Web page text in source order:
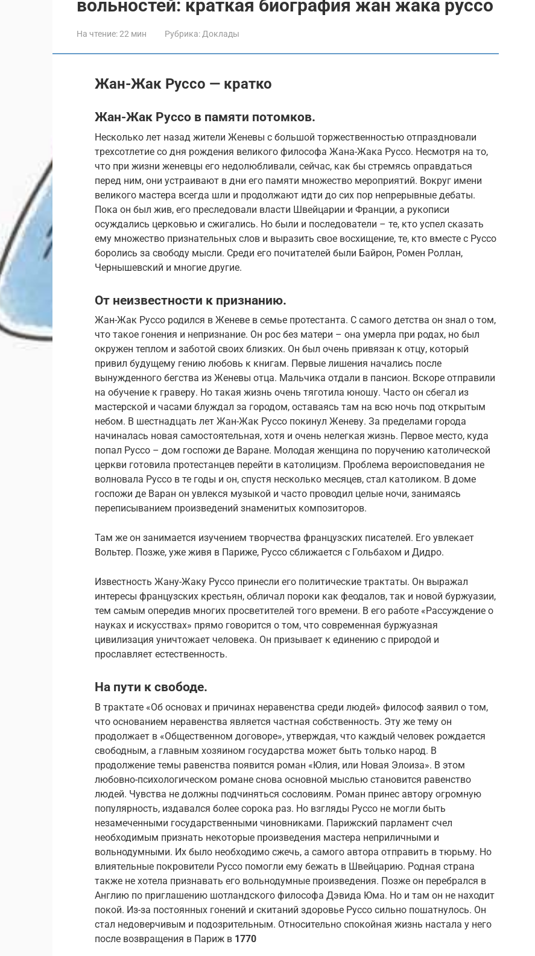
вольностей: краткая биография жан жака руссо
На чтение:22 мин Рубрика: Доклады
Жан-Жак Руссо — кратко
Жан-Жак Руссо в памяти потомков.
Несколько лет назад жители Женевы с большой торжественностью отпраздновали
трехсотлетие со дня рождения великого философа Жана-Жака Руссо. Несмотря на то,
что при жизни женевцы его недолюбливали, сейчас, как бы стремясь оправдаться
перед ним, они устраивают в дни его памяти множество мероприятий. Вокруг имени
великого мастера всегда шли и продолжают идти до сих пор непрерывные дебаты.
Пока он был жив, его преследовали власти Швейцарии и Франции, а рукописи
осуждались церковью и сжигались. Но были и последователи – те, кто успел сказать
ему множество признательных слов и выразить свое восхищение, те, кто вместе с Руссо
боролись за свободу мысли. Среди его почитателей были Байрон, Ромен Роллан,
Чернышевский и многие другие.
От неизвестности к признанию.
Жан-Жак Руссо родился в Женеве в семье протестанта. С самого детства он знал о том,
что такое гонения и непризнание. Он рос без матери – она умерла при родах, но был
окружен теплом и заботой своих близких. Он был очень привязан к отцу, который
привил будущему гению любовь к книгам. Первые лишения начались после
вынужденного бегства из Женевы отца. Мальчика отдали в пансион. Вскоре отправили
на обучение к граверу. Но такая жизнь очень тяготила юношу. Часто он сбегал из
мастерской и часами блуждал за городом, оставаясь там на всю ночь под открытым
небом. В шестнадцать лет Жан-Жак Руссо покинул Женеву. За пределами города
начиналась новая самостоятельная, хотя и очень нелегкая жизнь. Первое место, куда
попал Руссо – дом госпожи де Варане. Молодая женщина по поручению католической
церкви готовила протестанцев перейти в католицизм. Проблема вероисповедания не
волновала Руссо в те годы и он, спустя несколько месяцев, стал католиком. В доме
госпожи де Варан он увлекся музыкой и часто проводил целые ночи, занимаясь
переписыванием произведений знаменитых композиторов.
Там же он занимается изучением творчества французских писателей. Его увлекает
Вольтер. Позже, уже живя в Париже, Руссо сближается с Гольбахом и Дидро.
Известность Жану-Жаку Руссо принесли его политические трактаты. Он выражал
интересы французских крестьян, обличал пороки как феодалов, так и новой буржуазии,
тем самым опередив многих просветителей того времени. В его работе «Рассуждение о
науках и искусствах» прямо говорится о том, что современная буржуазная
цивилизация уничтожает человека. Он призывает к единению с природой и
прославляет естественность.
На пути к свободе.
В трактате «Об основах и причинах неравенства среди людей» философ заявил о том,
что основанием неравенства является частная собственность. Эту же тему он
продолжает в «Общественном договоре», утверждая, что каждый человек рождается
свободным, а главным хозяином государства может быть только народ. В
продолжение темы равенства появится роман «Юлия, или Новая Элоиза». В этом
любовно-психологическом романе снова основной мыслью становится равенство
людей. Чувства не должны подчиняться сословиям. Роман принес автору огромную
популярность, издавался более сорока раз. Но взгляды Руссо не могли быть
незамеченными государственными чиновниками. Парижский парламент счел
необходимым признать некоторые произведения мастера неприличными и
вольнодумными. Их было необходимо сжечь, а самого автора отправить в тюрьму. Но
влиятельные покровители Руссо помогли ему бежать в Швейцарию. Родная страна
также не хотела признавать его вольнодумные произведения. Позже он перебрался в
Англию по приглашению шотландского философа Дэвида Юма. Но и там он не находит
покой. Из-за постоянных гонений и скитаний здоровье Руссо сильно пошатнулось. Он
стал недоверчивым и подозрительным. Относительно спокойная жизнь настала у него
после возвращения в Париж в 1770